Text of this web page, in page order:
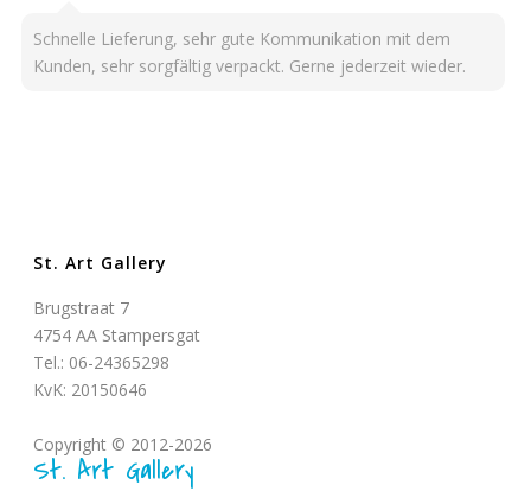
Schnelle Lieferung, sehr gute Kommunikation mit dem
Kunden, sehr sorgfältig verpackt. Gerne jederzeit wieder.
St. Art Gallery
Brugstraat 7
4754 AA Stampersgat
Tel.: 06-24365298
KvK: 20150646
Copyright © 2012-2026
St. Art Gallery